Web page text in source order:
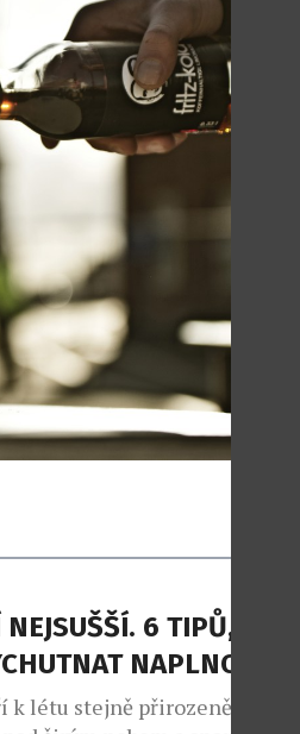
6 TIPŮ, JAK
NAPLNO
k létu stejně přirozeně jako